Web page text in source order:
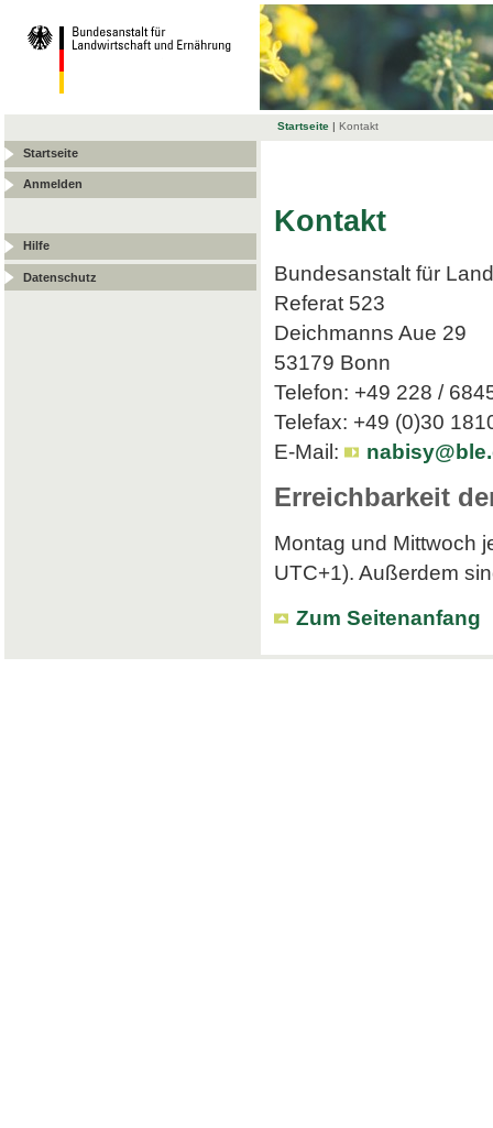
Startseite | Kontakt
Startseite
Anmelden
Hilfe
Datenschutz
Kontakt
Bundesanstalt für
Referat 523
Deichmanns Aue 29
53179 Bonn
Telefon: +49 228 /
Telefax: +49 (0)30
E-Mail:
Erreichbarkeit
Montag und Mittwoch
UTC+1). Außerdem
Zum Seitenanfang